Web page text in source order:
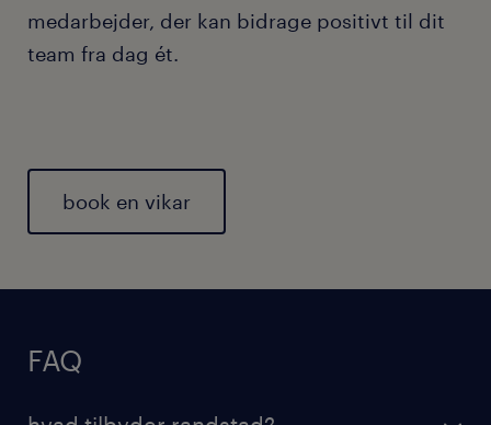
medarbejder, der kan bidrage positivt til dit
team fra dag ét.
book en vikar
FAQ